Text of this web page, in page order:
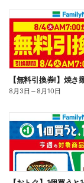
8月3日 ～8月10日